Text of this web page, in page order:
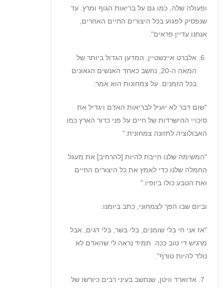
ופעולה שלה, כמו גם על בריאות הגוף ומרץ. עד
שנפסיק לפגוע בכל היצורים החיים האחרים,
אנחנו עדיין פראים".
אלברט איינשטיין, המדען הגדול ביותר של
המאה ה-20, נחשב כאחד האנשים הגאונים
בכל הזמנים. על צמחונות הוא אמר:
"שום דבר לא יועיל לבריאות האדם ויגדיל את
סיכויי ההישרדות של חיים על פני כדור הארץ כמו
האבולוציה לתזונה צמחונית."
"המשימה שלנו חייבת להיות [להרחיב] את מעגל
החמלה שלנו כדי לאמץ את כל היצורים החיים
ואת הטבע כולו ביופיו."
וביום שבו הפך לצמחוני, כתב ביומנו:
"אז אני חי בלי שומנים, בלי בשר, בלי דגים, אבל
מרגיש די טוב ככה. תמיד נראה לי שהאדם לא
נולד להיות טורף".
אדוארד וויטן, שנחשב בעיני רבים כיורשו של